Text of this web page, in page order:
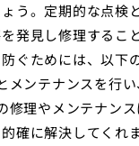
う。定期的な点検
発見し修理するこ
ぐためには、以下
ンテナンスを行
理やメンテナン
確に解決してくれ